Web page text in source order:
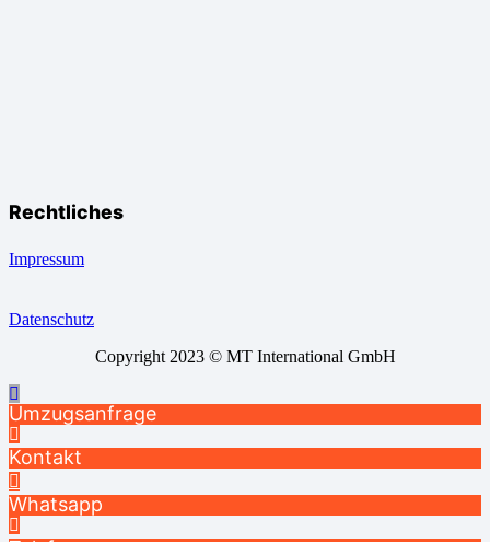
Rechtliches
Impressum
Datenschutz
Copyright 2023 © MT International GmbH
Umzugsanfrage
Kontakt
Whatsapp